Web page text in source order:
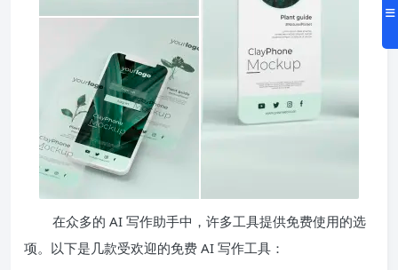
在众多的 AI 写作助手中，许多工具提供免费使用的选
项。以下是几款受欢迎的免费 AI 写作工具：